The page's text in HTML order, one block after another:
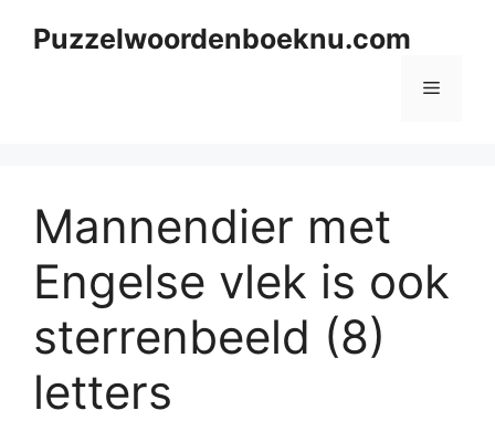
Puzzelwoordenboeknu.com
Menu
Mannendier met
Engelse vlek is ook
sterrenbeeld (8)
letters